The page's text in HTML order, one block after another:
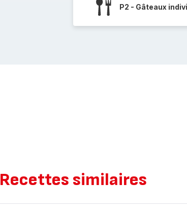
P2 - Gâteaux
Recettes similaires